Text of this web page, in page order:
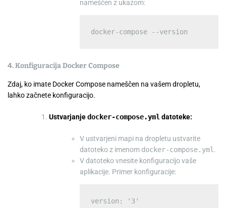
nameščen z ukazom:
4. Konfiguracija Docker Compose
Zdaj, ko imate Docker Compose nameščen na vašem dropletu,
lahko začnete konfiguracijo.
Ustvarjanjedocker-compose.yml datoteke:
V ustvarjeni mapi na dropletu ustvarite
datoteko z imenom docker-compose.yml .
V datoteko vnesite konfiguracijo vaše
aplikacije. Primer konfiguracije:
version: '3'